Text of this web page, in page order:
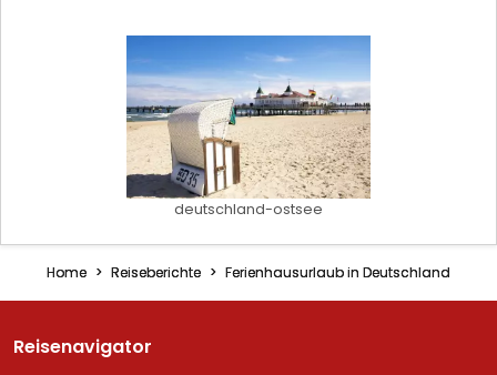
deutschland-ostsee
Home Reiseberichte Ferienhausurlaub in Deutschland
Reisenavigator